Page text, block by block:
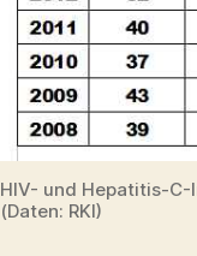
HIV- und Hepatitis-
(Daten: RKI)